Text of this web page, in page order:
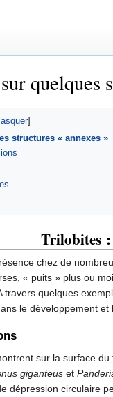
quelques
]
structures « annexes »
Trilobites :
chez de
« puits » plus ou
travers quelques
le développement et
sur la surface
giganteus et
dépression circulaire